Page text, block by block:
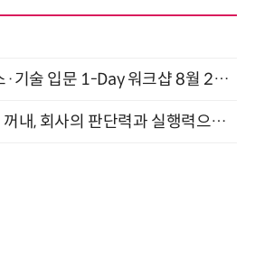
양자컴퓨팅 비즈니스·기술 입문 1-Day 워크샵 8월 28일 개최
“문서에 묻힌 지식을 꺼내, 회사의 판단력과 실행력으로 바꾸다” (8/20)